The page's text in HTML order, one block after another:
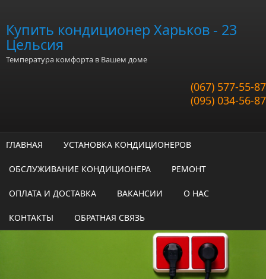
Купить кондиционер Харьков - 23
Цельсия
Температура комфорта в Вашем доме
(067) 577-55-87
(095) 034-56-87
ГЛАВНАЯ УСТАНОВКА КОНДИЦИОНЕРОВ
ОБСЛУЖИВАНИЕ КОНДИЦИОНЕРА РЕМОНТ
ОПЛАТА И ДОСТАВКА ВАКАНСИИ О НАС
КОНТАКТЫ ОБРАТНАЯ СВЯЗЬ